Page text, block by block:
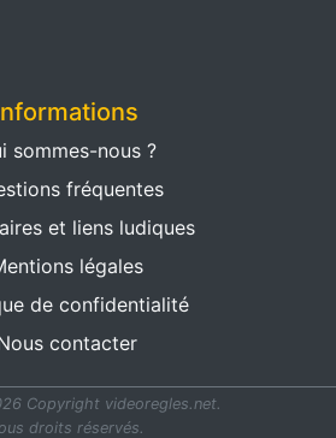
sommes-nous ?
fréquentes
et liens ludiques
légales
de confidentialité
contacter
Copyright videoregles.net.
droits réservés.